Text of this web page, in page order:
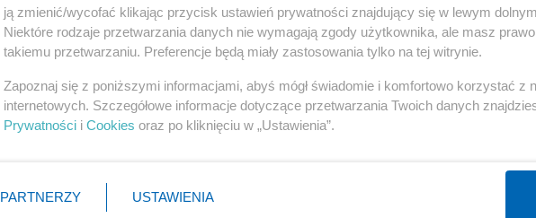
Rosja
PiS
Prezydent
NATO
Biznes
Pieniądze
Inwestycje
Podatki
ją zmienić/wycofać klikając przycisk ustawień prywatności znajdujący się w lewym
Niektóre rodzaje przetwarzania danych nie wymagają zgody użytkownika, ale masz
takiemu przetwarzaniu. Preferencje będą miały zastosowania tylko na tej witrynie.
Zapoznaj się z poniższymi informacjami, abyś mógł świadomie i komfortowo korzystać z
internetowych. Szczegółowe informacje dotyczące przetwarzania Twoich danych
Prywatności i Cookies oraz po kliknięciu w „Ustawienia”.
PARTNERZY USTAWIENIA